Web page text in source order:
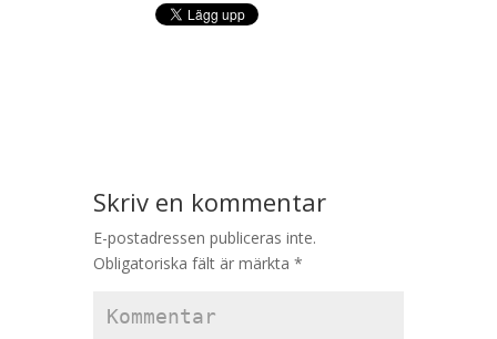
Skriv en kommentar
E-postadressen publiceras inte.
Obligatoriska fält är märkta *